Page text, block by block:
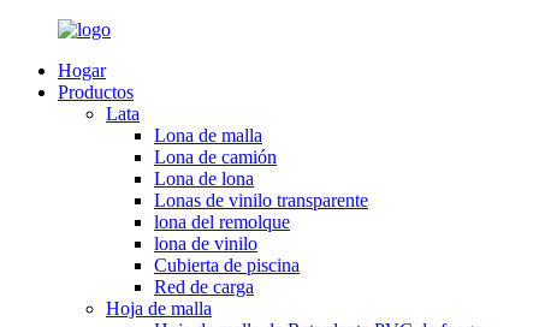
Hogar
Productos
Lata
Lona de malla
Lona de camión
Lona de lona
Lonas de vinilo transparente
lona del remolque
lona de vinilo
Cubierta de piscina
Red de carga
Hoja de malla